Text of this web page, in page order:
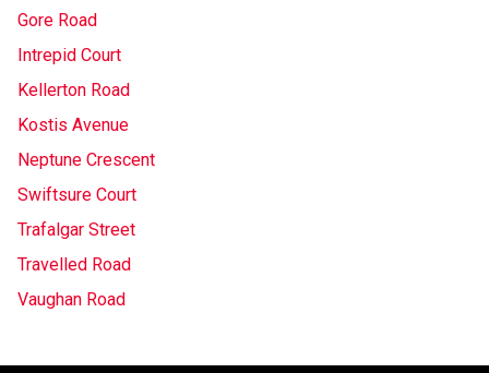
Gore Road
Intrepid Court
Kellerton Road
Kostis Avenue
Neptune Crescent
Swiftsure Court
Trafalgar Street
Travelled Road
Vaughan Road